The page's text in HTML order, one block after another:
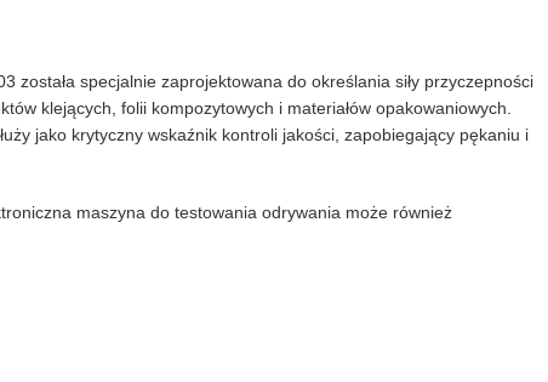
została specjalnie zaprojektowana do określania siły przyczepności
klejących, folii kompozytowych i materiałów opakowaniowych.
jako krytyczny wskaźnik kontroli jakości, zapobiegający pękaniu i
maszyna do testowania odrywania może również